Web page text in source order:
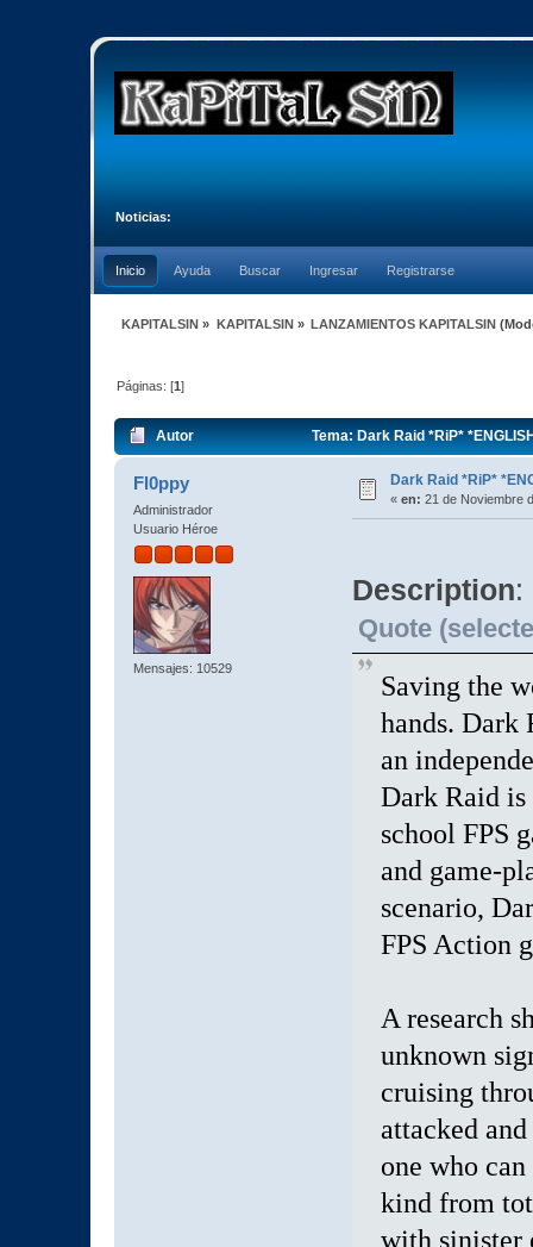
Noticias:
Inicio Ayuda Buscar Ingresar Registrarse
KAPITALSIN » KAPITALSIN» LANZAMIENTOS KAPITALSIN
Páginas: [1]
Autor Tema: Dark Raid *RiP*
Fl0ppy
Administrador
Usuario Héroe
Mensajes: 10529
Dark Raid *RiP*
« en: 21 de Noviembre
Description:
Quote
Saving the
hands. Dark
an
Dark Raid
school FPS
and game-
scenario,
FPS Action
A research
unknown
cruising
attacked
one who
kind from
with sinister